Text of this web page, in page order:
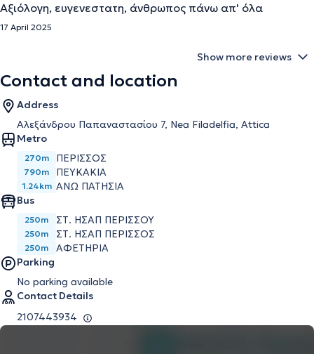
Αξιόλογη, ευγενεστατη, άνθρωπος πάνω απ' όλα
17 April 2025
Show more reviews
Contact and location
Address
Αλεξάνδρου Παπαναστασίου 7, Nea Filadelfia, Attica
Metro
270m ΠΕΡΙΣΣΌΣ
790m ΠΕΥΚΆΚΙΑ
1.24km ΆΝΩ ΠΑΤΉΣΙΑ
Bus
250m ΣΤ. ΗΣΑΠ ΠΕΡΙΣΣΟΥ
250m ΣΤ. ΗΣΑΠ ΠΕΡΙΣΣΟΣ
250m
ΑΦΕΤΗΡΙΑ
Parking
No parking available
Contact Details
2107443934